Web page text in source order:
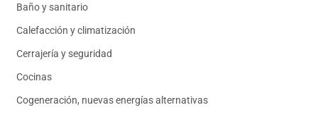
Baño y sanitario
Calefacción y climatización
Cerrajería y seguridad
Cocinas
Cogeneración, nuevas energías alternativas